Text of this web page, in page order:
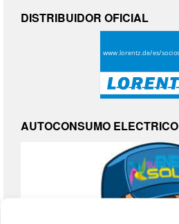
producto
DISTRIBUIDOR OFICIAL
AUTOCONSUMO ELECTRICO